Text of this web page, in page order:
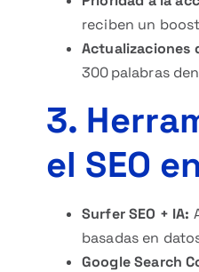
reciben un
Actualizaciones
300 palabras
3.
el SEO
Surfer SEO + IA:
basadas en
Google Search